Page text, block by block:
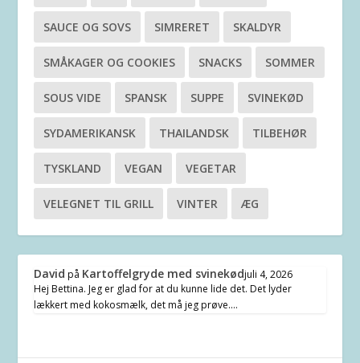
SAUCE OG SOVS SIMRERET SKALDYR
SMÅKAGER OG COOKIES SNACKS SOMMER
SOUS VIDE SPANSK SUPPE SVINEKØD
SYDAMERIKANSK THAILANDSK TILBEHØR
TYSKLAND VEGAN VEGETAR
VELEGNET TIL GRILL VINTER ÆG
David på Kartoffelgryde med svinekødjuli 4, 2026
Hej Bettina. Jeg er glad for at du kunne lide det. Det lyder
lækkert med kokosmælk, det må jeg prøve.…